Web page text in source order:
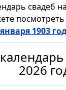
свадеб
1903
2026